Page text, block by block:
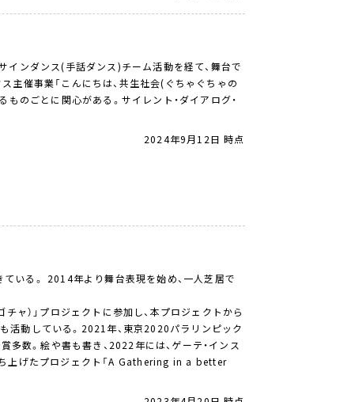
インダンス(手話ダンス)チーム活動を経て、舞台で
主催事業「こんにちは、共生社会(ぐちゃぐちゃの
のごとに関心がある。サイレント・ダイアログ・
2024年9月12日 時点
いる。 2014年より舞台表現を始め、一人芝居で
ャ）」プロジェクトに参加し、本プロジェクトから
活動している。2021年、東京2020パラリンピック
数。絵や書も書き、2022年には、ゲーテ・インス
上げたプロジェクト「A Gathering in a better